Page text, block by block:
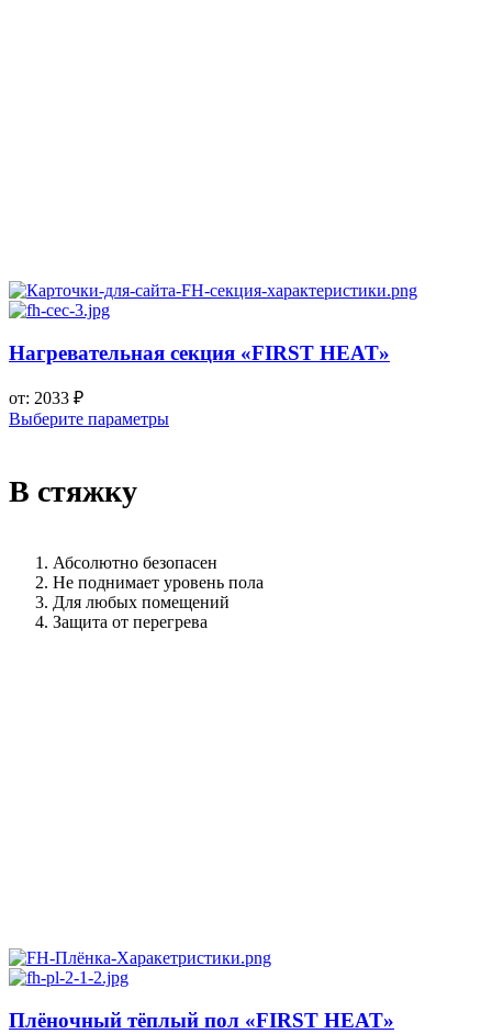
Нагревательная секция «FIRST HEAT»
от: 2033 ₽
Выберите параметры
В стяжку
Абсолютно безопасен
Не поднимает уровень пола
Для любых помещений
Защита от перегрева
Плёночный тёплый пол «FIRST HEAT»